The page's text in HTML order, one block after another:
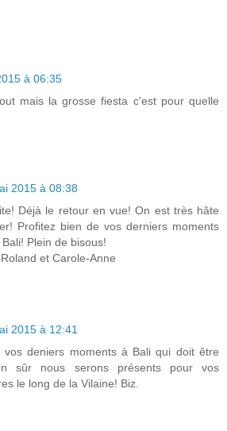
à 06:35
mais la grosse fiesta c'est pour quelle
2015 à 08:38
Déjà le retour en vue! On est très hâte
Profitez bien de vos derniers moments
Plein de bisous!
et Carole-Anne
2015 à 12:41
vos deniers moments à Bali qui doit être
sûr nous serons présents pour vos
le long de la Vilaine! Biz.